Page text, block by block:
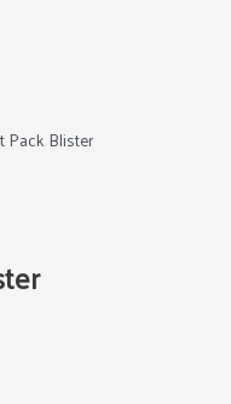
Pack Blister